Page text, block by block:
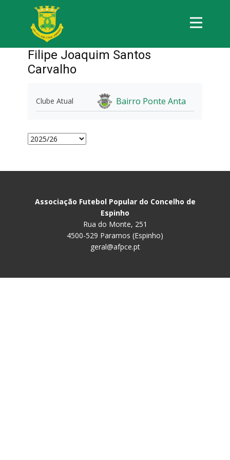
Filipe Joaquim Santos
Carvalho
Clube Atual Bairro Ponte Anta
Associação Futebol Popular do Concelho de
Espinho
Rua do Monte, 251
4500-529 Paramos (Espinho)
geral@afpce.pt